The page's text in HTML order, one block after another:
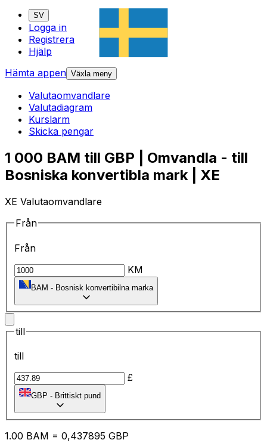
SV
Logga in
Registrera
Hjälp
Hämta appen Växla meny
Valutaomvandlare
Valutadiagram
Kurslarm
Skicka pengar
1 000 BAM till GBP | Omvandla - till
Bosniska konvertibla mark | XE
XE Valutaomvandlare
Från
Från
KM
BAM - Bosnisk konvertibilna marka
till
till
£
GBP - Brittiskt pund
1.00 BAM = 0,437895 GBP